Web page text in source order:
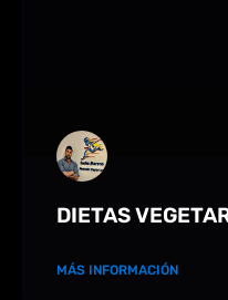
DIETAS
MÁS INFORMACIÓN